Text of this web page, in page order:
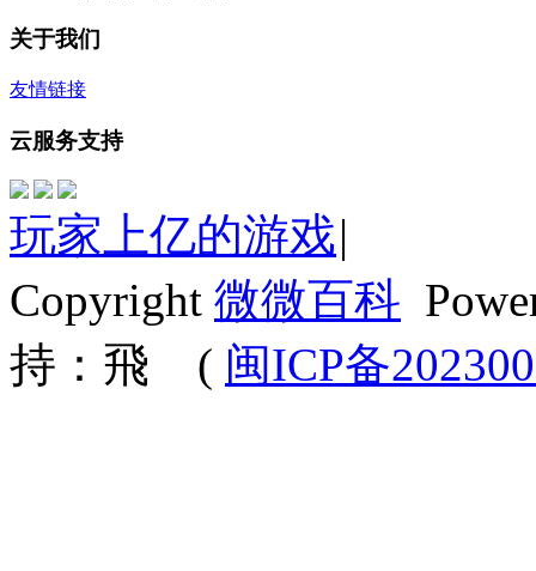
关于我们
友情链接
云服务支持
玩家上亿的游戏|
Copyright 微微百科
持：飛
( 闽ICP备